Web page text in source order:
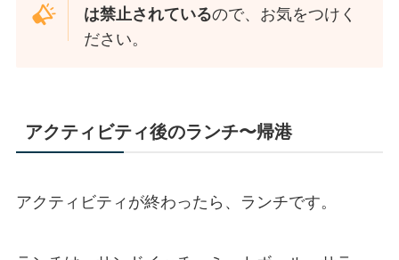
は禁止されているので、お気をつけく
ださい。
アクティビティ後のランチ〜帰港
アクティビティが終わったら、ランチです。